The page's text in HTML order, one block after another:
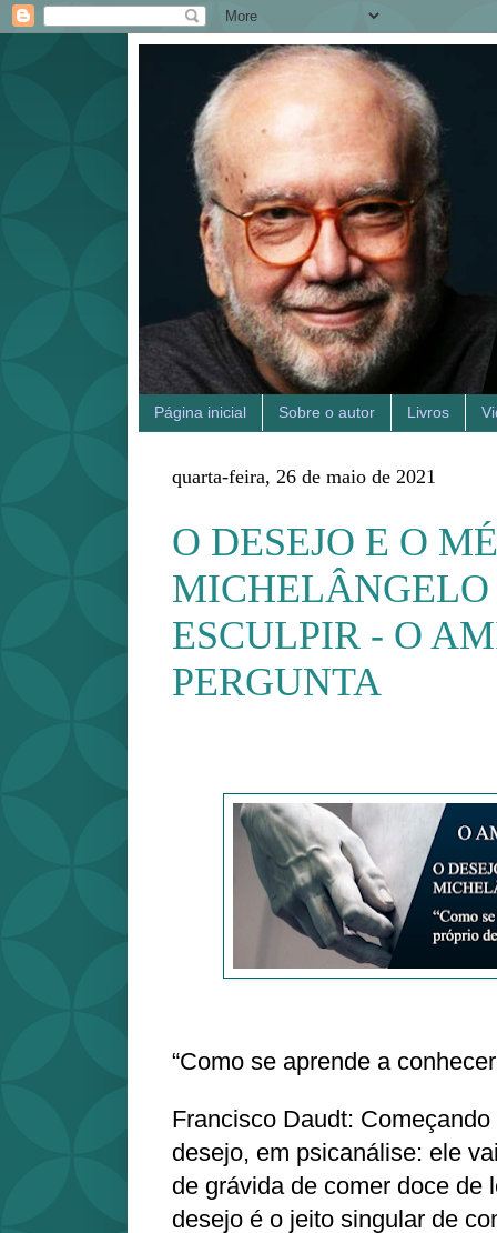
Página inicial Sobre o autor Livros
quarta-feira, 26 de maio de 2021
O DESEJO E O
MICHELÂNGELO
ESCULPIR - O
PERGUNTA
“Como se aprende a
Francisco Daudt:
desejo, em psicanálise: ele
de grávida de comer doce de
desejo é o jeito singular de